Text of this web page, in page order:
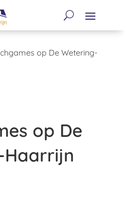
op De Wetering-
op De